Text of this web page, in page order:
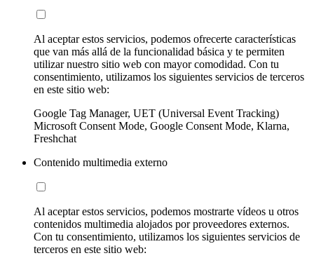
Al aceptar estos servicios, podemos ofrecerte características
que van más allá de la funcionalidad básica y te permiten
utilizar nuestro sitio web con mayor comodidad. Con tu
consentimiento, utilizamos los siguientes servicios de terceros
en este sitio web:
Google Tag Manager, UET (Universal Event Tracking)
Microsoft Consent Mode, Google Consent Mode, Klarna,
Freshchat
Contenido multimedia externo
Al aceptar estos servicios, podemos mostrarte vídeos u otros
contenidos multimedia alojados por proveedores externos.
Con tu consentimiento, utilizamos los siguientes servicios de
terceros en este sitio web: